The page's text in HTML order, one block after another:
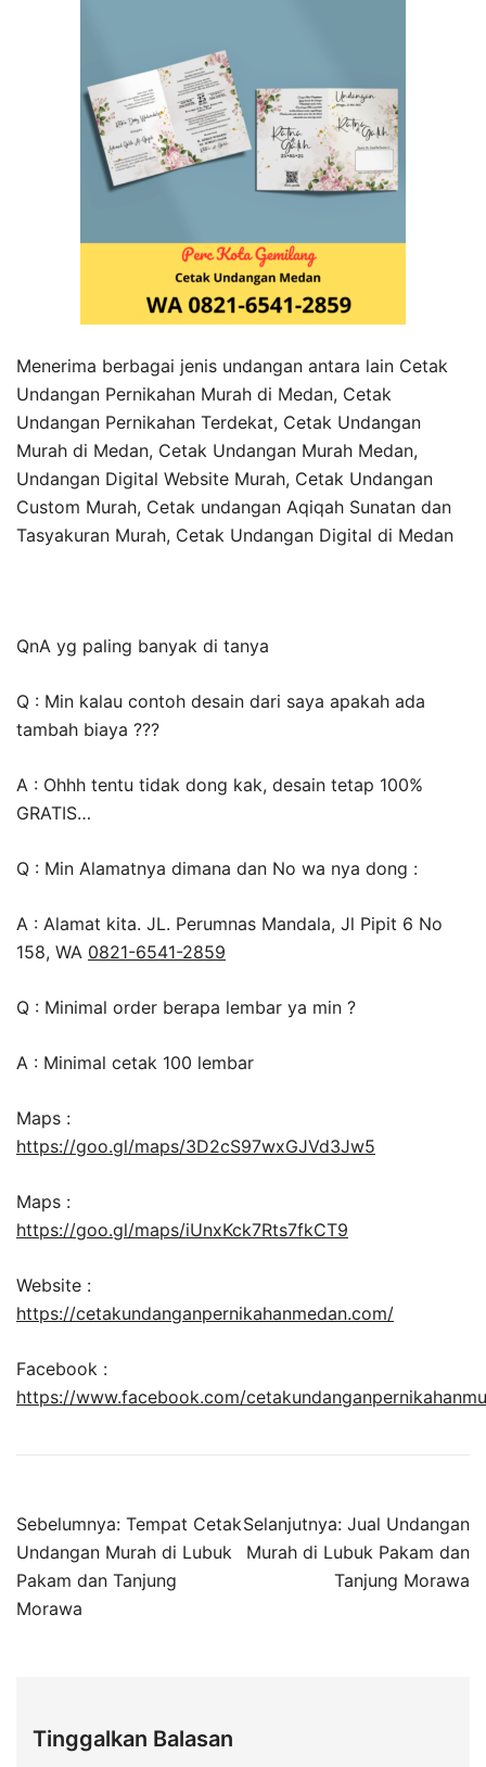
Menerima berbagai jenis undangan antara lain Cetak
Undangan Pernikahan Murah di Medan, Cetak
Undangan Pernikahan Terdekat, Cetak Undangan
Murah di Medan, Cetak Undangan Murah Medan,
Undangan Digital Website Murah, Cetak Undangan
Custom Murah, Cetak undangan Aqiqah Sunatan dan
Tasyakuran Murah, Cetak Undangan Digital di Medan
QnA yg paling banyak di tanya
Q : Min kalau contoh desain dari saya apakah ada
tambah biaya ???
A : Ohhh tentu tidak dong kak, desain tetap 100%
GRATIS…
Q : Min Alamatnya dimana dan No wa nya dong :
A : Alamat kita. JL. Perumnas Mandala, Jl Pipit 6 No
158, WA 0821-6541-2859
Q : Minimal order berapa lembar ya min ?
A : Minimal cetak 100 lembar
Maps :
https://goo.gl/maps/3D2cS97wxGJVd3Jw5
Maps :
https://goo.gl/maps/iUnxKck7Rts7fkCT9
Website :
https://cetakundanganpernikahanmedan.com/
Facebook :
https://www.facebook.com/
Sebelumnya: Tempat Cetak
Undangan Murah di Lubuk
Pakam dan Tanjung
Morawa
Selanjutnya: Jual Undangan
Murah di Lubuk Pakam dan
Tanjung Morawa
Tinggalkan Balasan